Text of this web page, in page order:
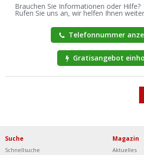
Brauchen Sie Informationen oder Hilfe?
Rufen Sie uns an, wir helfen Ihnen
Telefonnummer
Gratisangebot
Suche
Schnellsuche
Magazin
Aktuelles